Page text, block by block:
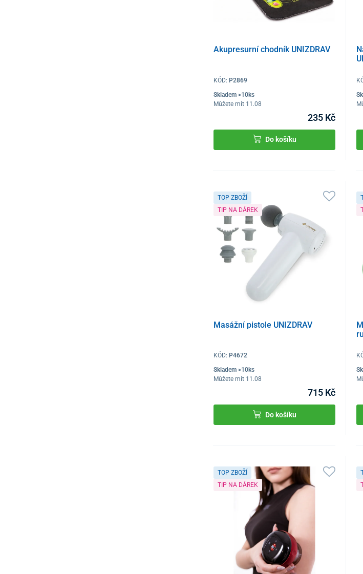
Akupresurní chodník UNIZDRAV
KÓD:P2869
Skladem >10ks
Můžete mít 11.08
235 Kč
Do košíku
TOP ZBOŽÍ
TIP NA DÁREK
Masážní pistole UNIZDRAV
KÓD: P4672
Skladem >10ks
Můžete mít 11.08
715 Kč
Do košíku
TOP ZBOŽÍ
TIP NA DÁREK